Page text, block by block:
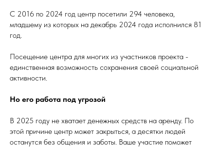
С 2016 по 2024 год центр посетили 294 человека,
младшему из которых на декабрь 2024 года исполнился 81
год.
Посещение центра для многих из участников проекта -
единственная возможность сохранения своей социальной
активности.
Но его работа под угрозой
В 2025 году не хватает денежных средств на аренду. По
этой причине центр может закрыться, а десятки людей
останутся без общения и заботы. Ваше участие поможет